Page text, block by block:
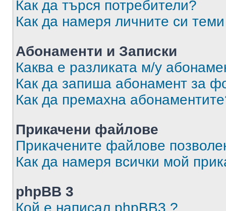
Как да търся потребители?
Как да намеря личните си
Абонаменти и Записки
Каква е разликата м/у
Как да запиша абонамент за
Как да премахна
Прикачени файлове
Прикачените файлове
Как да намеря всички мой
phpBB 3
Кой е написал phpBB3 ?